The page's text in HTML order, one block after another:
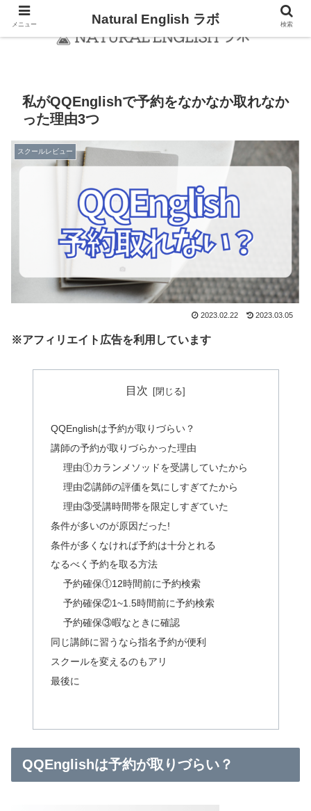
私がQQEnglishで予約をなかなか取れなか
った理由3つ
スクールレビュー
2023.02.22 2023.03.05
※アフィリエイト広告を利用しています
目次
QQEnglishは予約が取りづらい？
講師の予約が取りづらかった理由
理由①カランメソッドを受講していたから
理由②講師の評価を気にしすぎてたから
理由③受講時間帯を限定しすぎていた
条件が多いのが原因だった!
条件が多くなければ予約は十分とれる
なるべく予約を取る方法
予約確保①12時間前に予約検索
予約確保②1~1.5時間前に予約検索
予約確保③暇なときに確認
同じ講師に習うなら指名予約が便利
スクールを変えるのもアリ
最後に
QQEnglishは予約が取りづらい？
メニュー Natural English ラボ 検索